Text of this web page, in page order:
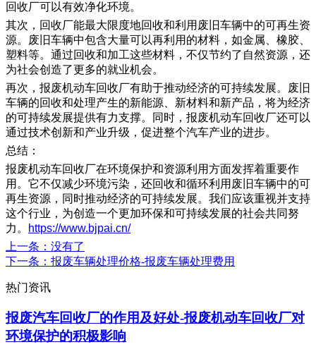
回收厂可以有效净化环境。
其次，回收厂能最大限度地回收和利用废旧车辆中的可再生资
源。废旧车辆中包含大量可以再利用的材料，如金属、橡胶、
塑料等。通过回收和加工这些材料，不仅节约了自然资源，还
为社会创造了更多的就业机会。
再次，报废机动车回收厂有助于推动经济的可持续发展。废旧
车辆的回收和处理产生的新能源、新材料和新产品，将为经济
的可持续发展提供有力支撑。同时，报废机动车回收厂还可以
通过技术创新和产业升级，促进整个汽车产业的进步。
总结：
报废机动车回收厂在环境保护和资源利用方面发挥着重要作
用。它不仅减少环境污染，还回收和循环利用废旧车辆中的可
再生资源，同时推动经济的可持续发展。我们应该重视并支持
这个行业，为创造一个更加环保和可持续发展的社会共同努
力。
https://www.bjpai.cn/
上一条 ：没有了
下一条 ：报废车辆处理价格-报废车辆处理费用
热门资讯
报废汽车回收厂的作用及好处-报废机动车回收厂对
环境保护的积极影响